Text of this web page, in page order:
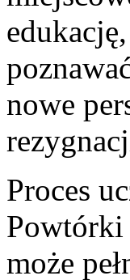
nowe
Proces
Powtórki
może